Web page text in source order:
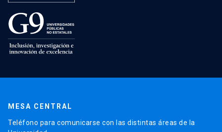
MESA CENTRAL
Teléfono para comunicarse con las distintas áreas de la